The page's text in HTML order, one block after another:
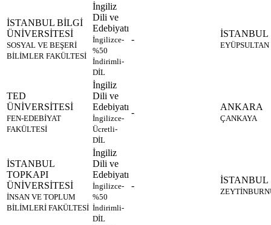
İSTANBUL BİLGİ
ÜNİVERSİTESİ
SOSYAL VE BEŞERİ
BİLİMLER FAKÜLTESİ
İngiliz
Dili ve
Edebiyatı
İngilizce-
%50
İndirimli-
DİL
-
İSTANBUL
EYÜPSULTAN
TED
ÜNİVERSİTESİ
FEN-EDEBİYAT
FAKÜLTESİ
İngiliz
Dili ve
Edebiyatı
İngilizce-
Ücretli-
DİL
-
ANKARA
ÇANKAYA
İSTANBUL
TOPKAPI
ÜNİVERSİTESİ
İNSAN VE TOPLUM
BİLİMLERİ FAKÜLTESİ
İngiliz
Dili ve
Edebiyatı
İngilizce-
%50
İndirimli-
DİL
-
İSTANBUL